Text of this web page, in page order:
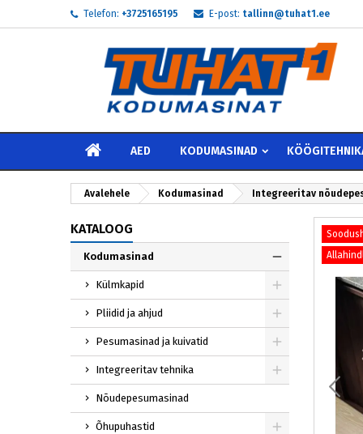
Telefon: +3725165195 E-post: tallinn@tuhat1.ee
AVALEHELE
AED KODUMASINAD
Avalehele Kodumasinad Integreeritav
KATALOOG
Kodumasinad
Külmkapid
Pliidid ja ahjud
Pesumasinad ja kuivatid
Integreeritav tehnika
Nõudepesumasinad
Õhupuhastid